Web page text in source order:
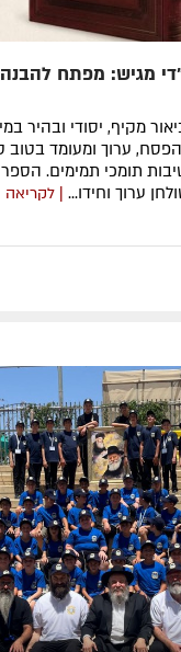
מגיש: מפתח
מקיף, יסודי ובהיר
הפסח, ערוך ומעומד
תומכי תמימים.
ערוך וחידו... | לקריאה